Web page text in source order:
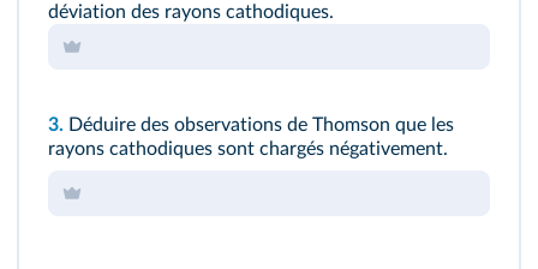
déviation des rayons cathodiques.
3. Déduire des observations de Thomson que les
rayons cathodiques sont chargés négativement.